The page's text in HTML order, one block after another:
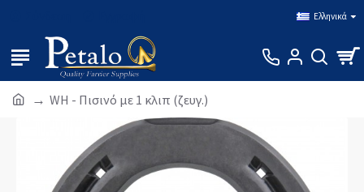
Ελληνικά
WH - Πισινό με 1 κλιπ (ζευγ.)